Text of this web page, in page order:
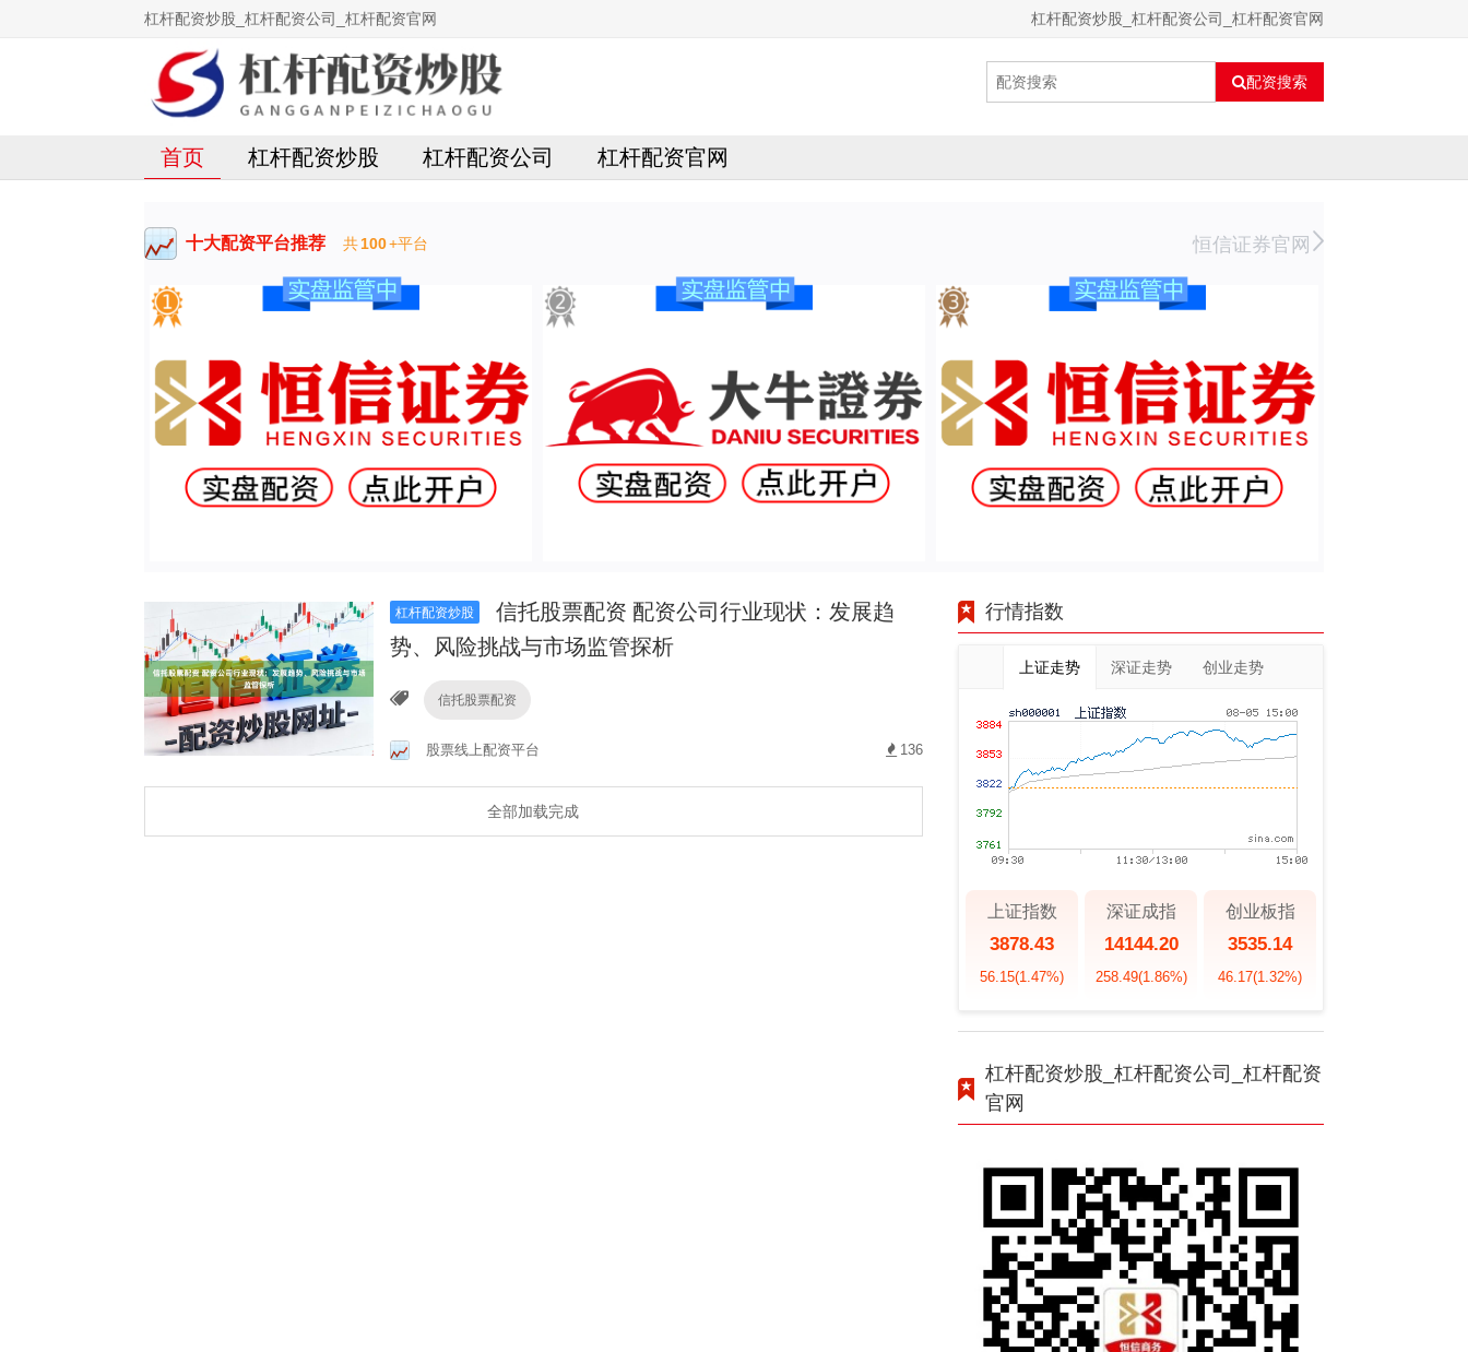
杠杆配资炒股_杠杆配资公司_杠杆配资官网 杠杆配资炒股_杠杆配资公司_杠杆配资官网
配资搜索
首页 杠杆配资炒股 杠杆配资公司 杠杆配资官网
十大配资平台推荐 共100+平台 恒信证券官网
杠杆配资炒股
信托股票配资 配资公司行业现状：发展趋
势、风险挑战与市场监管探析
信托股票配资
股票线上配资平台 136
全部加载完成
行情指数
上证走势 深证走势 创业走势
上证指数
3878.43
56.15(1.47%)
深证成指
14144.20
258.49(1.86%)
创业板指
3535.14
46.17(1.32%)
杠杆配资炒股_杠杆配资公司_杠杆配资
官网